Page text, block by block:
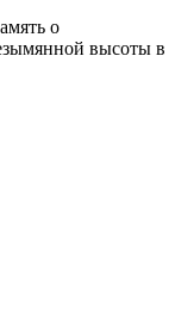
о
высоты в